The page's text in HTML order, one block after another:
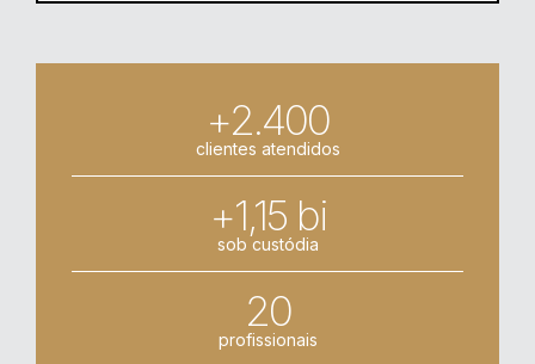
+2.400
clientes atendidos
+1,15 bi
sob custódia
20
profissionais